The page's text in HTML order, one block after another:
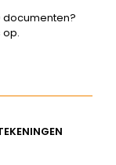
documenten?
op.